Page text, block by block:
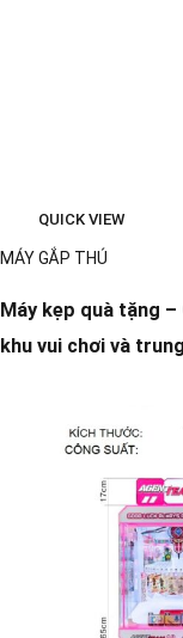
QUICK VIEW
MÁY GẮP THÚ
Máy kẹp quà tặng
khu vui chơi và